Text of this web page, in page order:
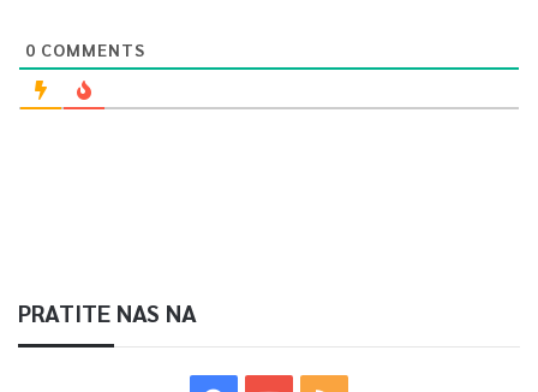
0 COMMENTS
PRATITE NAS NA